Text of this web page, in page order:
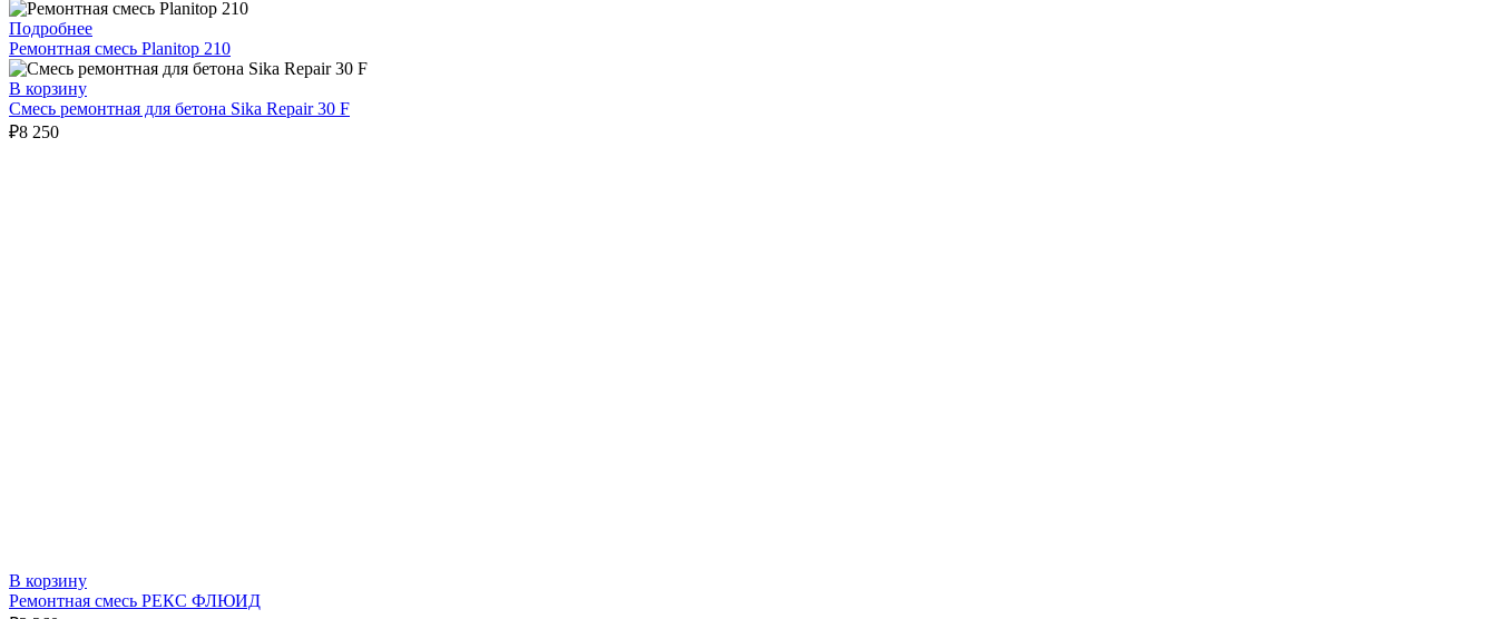
Подробнее
Ремонтная смесь Planitop 210
В корзину
Смесь ремонтная для бетона Sika Repair 30 F
₽8 250
В корзину
Ремонтная смесь РЕКС ФЛЮИД